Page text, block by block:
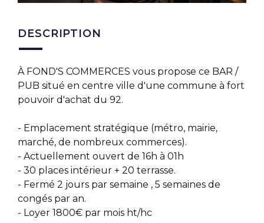
DESCRIPTION
À FOND'S COMMERCES vous propose ce BAR /
PUB situé en centre ville d'une commune à fort
pouvoir d'achat du 92.
- Emplacement stratégique (métro, mairie,
marché, de nombreux commerces).
- Actuellement ouvert de 16h à 01h
- 30 places intérieur + 20 terrasse.
- Fermé 2 jours par semaine , 5 semaines de
congés par an.
- Loyer 1800€ par mois ht/hc